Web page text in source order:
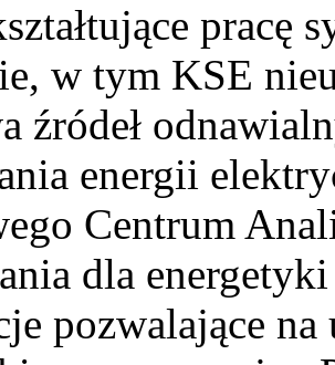
pracę
w tym KSE
źródeł
energii
Centrum
dla
pozwalające